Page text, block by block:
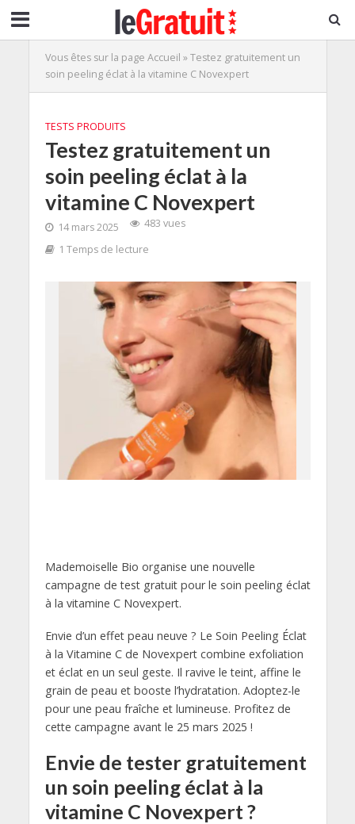
Vous êtes sur la page Accueil »Testez gratuitement un
soin peeling éclat à la vitamine C Novexpert
TESTS PRODUITS
Testez gratuitement un
soin peeling éclat à la
vitamine C Novexpert
14 mars 2025
483 vues
1 Temps de lecture
Mademoiselle Bio organise une nouvelle
campagne de test gratuit pour le soin peeling éclat
à la vitamine C Novexpert.
Envie d’un effet peau neuve ? Le Soin Peeling Éclat
à la Vitamine C de Novexpert combine exfoliation
et éclat en un seul geste. Il ravive le teint, affine le
grain de peau et booste l’hydratation. Adoptez-le
pour une peau fraîche et lumineuse. Profitez de
cette campagne avant le 25 mars 2025 !
Envie de tester gratuitement
un soin peeling éclat à la
vitamine C Novexpert ?